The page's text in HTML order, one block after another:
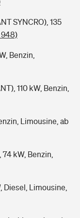
SYNCRO), 135
Benzin,
110 kW, Benzin,
Limousine, ab
kW, Benzin,
Diesel, Limousine,